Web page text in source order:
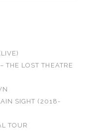
THE LOST THEATRE
SIGHT (2018-
TOUR